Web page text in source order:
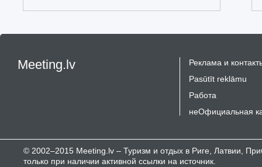
Meeting.lv
Реклама и
Pasūtīt reklāmu
Работа
неОфициальная
© 2002–2015 Meeting.lv – Туризм и отдых в Риге, Латвии,
только при наличии активной ссылки на источник.